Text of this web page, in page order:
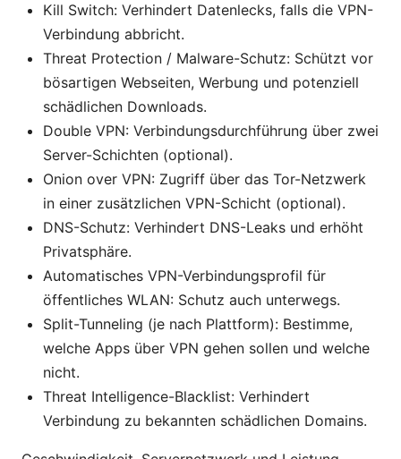
Kill Switch: Verhindert Datenlecks, falls die VPN-
Verbindung abbricht.
Threat Protection / Malware-Schutz: Schützt vor
bösartigen Webseiten, Werbung und potenziell
schädlichen Downloads.
Double VPN: Verbindungsdurchführung über zwei
Server-Schichten (optional).
Onion over VPN: Zugriff über das Tor-Netzwerk
in einer zusätzlichen VPN-Schicht (optional).
DNS-Schutz: Verhindert DNS-Leaks und erhöht
Privatsphäre.
Automatisches VPN-Verbindungsprofil für
öffentliches WLAN: Schutz auch unterwegs.
Split-Tunneling (je nach Plattform): Bestimme,
welche Apps über VPN gehen sollen und welche
nicht.
Threat Intelligence-Blacklist: Verhindert
Verbindung zu bekannten schädlichen Domains.